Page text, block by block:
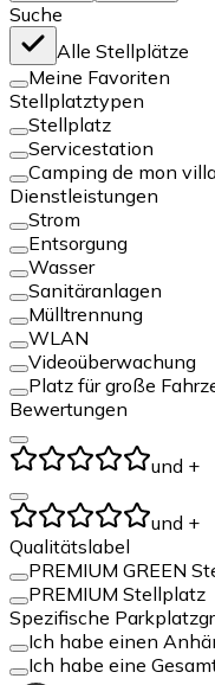
Suche
Alle Stellplätze
Meine Favoriten
Stellplatztypen
Stellplatz
Servicestation
Camping de mon
Dienstleistungen
Strom
Entsorgung
Wasser
Sanitäranlagen
Mülltrennung
WLAN
Videoüberwachung
Platz für große
Bewertungen
und +
und +
Qualitätslabel
PREMIUM GREEN
PREMIUM Stellplatz
Spezifische
Ich habe einen
Ich habe eine